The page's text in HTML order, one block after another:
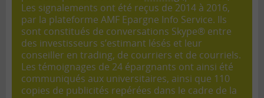
Les signalements ont été reçus de 2014 à 2016,
par la plateforme AMF Epargne Info Service. Ils
sont constitués de conversations Skype® entre
des investisseurs s’estimant lésés et leur
conseiller en trading, de courriers et de courriels.
Les témoignages de 24 épargnants ont ainsi été
communiqués aux universitaires, ainsi que 110
copies de publicités repérées dans le cadre de la